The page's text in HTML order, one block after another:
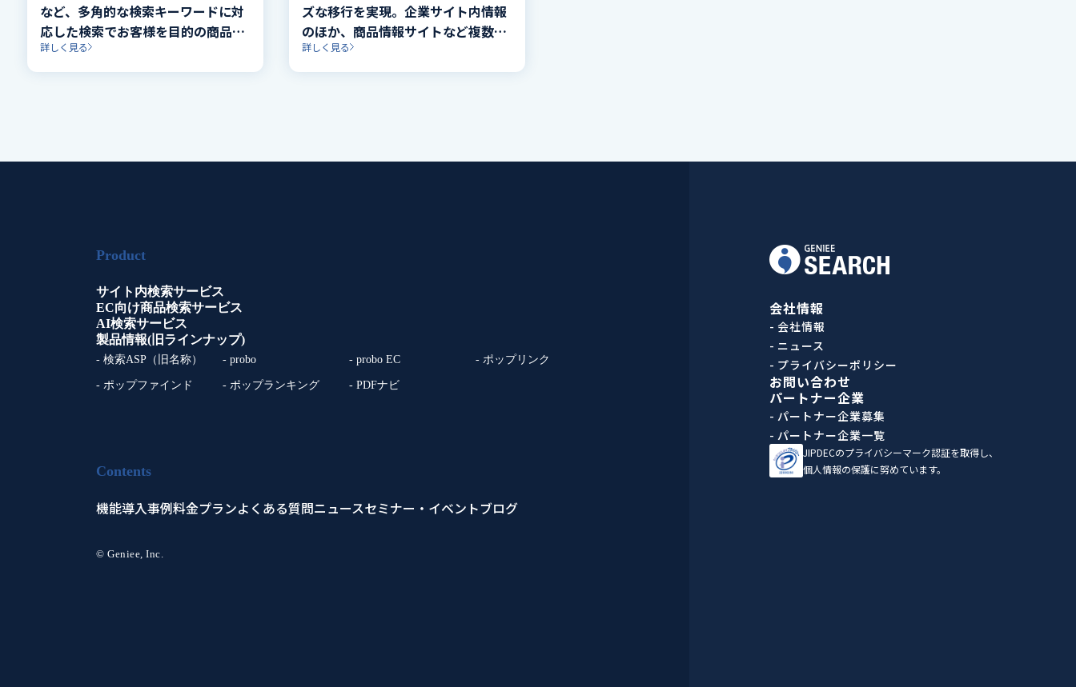
など、多角的な検索キーワードに対
応した検索でお客様を目的の商品や
情報に導くナビゲーションを実現。
詳しく見る
ズな移行を実現。企業サイト内情報
のほか、商品情報サイトなど複数ド
メインを対象とした横断検索を実
装。
詳しく見る
Product
サイト内検索サービス
EC向け商品検索サービス
AI検索サービス
製品情報(旧ラインナップ)
- 検索ASP（旧名称） - probo - probo EC - ポップリンク
- ポップファインド - ポップランキング - PDFナビ
Contents
機能導入事例料金プランよくある質問ニュースセミナー・イベントブログ
© Geniee, Inc.
会社情報
- 会社情報
- ニュース
- プライバシーポリシー
お問い合わせ
パートナー企業
- パートナー企業募集
- パートナー企業一覧
JIPDECのプライバシーマーク認証を取得し、
個人情報の保護に努めています。